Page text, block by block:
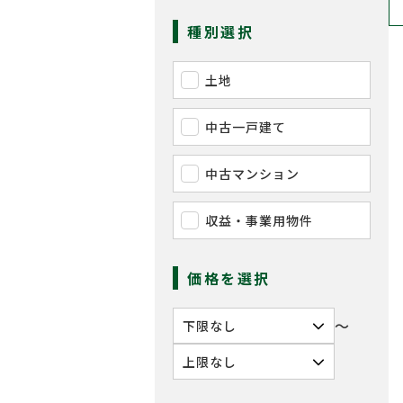
種別選択
土地
中古一戸建て
中古マンション
収益・事業用物件
価格を選択
〜